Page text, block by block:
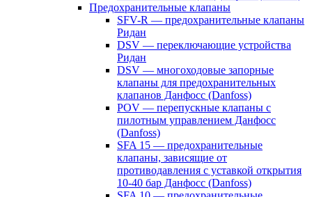
Предохранительные клапаны
SFV-R — предохранительные клапаны
Ридан
DSV — переключающие устройства
Ридан
DSV — многоходовые запорные
клапаны для предохранительных
клапанов Данфосс (Danfoss)
POV — перепускные клапаны с
пилотным управлением Данфосс
(Danfoss)
SFA 15 — предохранительные
клапаны, зависящие от
противодавления с уставкой открытия
10-40 бар Данфосс (Danfoss)